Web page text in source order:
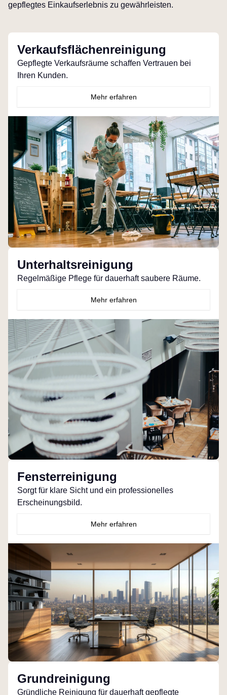
gepflegtes Einkaufserlebnis zu gewährleisten.
Verkaufsflächenreinigung
Gepflegte Verkaufsräume schaffen Vertrauen bei
Ihren Kunden.
Mehr erfahren
Unterhaltsreinigung
Regelmäßige Pflege für dauerhaft saubere Räume.
Mehr erfahren
Fensterreinigung
Sorgt für klare Sicht und ein professionelles
Erscheinungsbild.
Mehr erfahren
Grundreinigung
Gründliche Reinigung für dauerhaft gepflegte